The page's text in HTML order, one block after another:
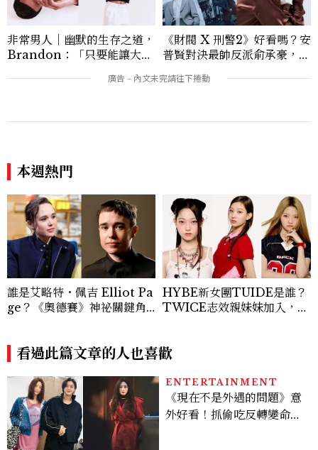
非常男人｜幽默的生存之道，
Brandon：「只要能讓大家
讓敵人成為朋友。」
《財閥 X 刑警2》好看嗎？安
普賢對決最帥反派俞承豪，鄭
卡，用錢輾壓罪犯的陳利手回
本週熱門
誰是艾略特・佩吉 Elliot Pa
ge？《奧德賽》神祕關鍵角
事
HYBE新女團TUIDE是誰？
TWICE志效親妹妹加入，7
看過此篇文章的人也喜歡
ENTERTAINMENT
《現在不是外遇的問題》意
外好看！抓偷吃反轉變命